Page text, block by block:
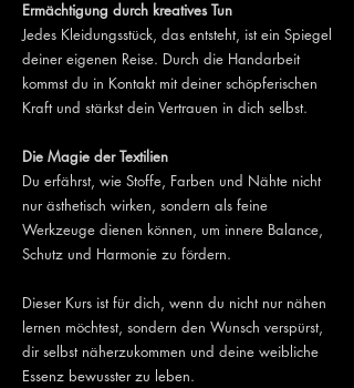
Ermächtigung durch kreatives Tun
Jedes Kleidungsstück, das entsteht, ist ein Spiegel
deiner eigenen Reise. Durch die Handarbeit
kommst du in Kontakt mit deiner schöpferischen
Kraft und stärkst dein Vertrauen in dich selbst.
Die Magie der Textilien
Du erfährst, wie Stoffe, Farben und Nähte nicht
nur ästhetisch wirken, sondern als feine
Werkzeuge dienen können, um innere Balance,
Schutz und Harmonie zu fördern.
Dieser Kurs ist für dich, wenn du nicht nur nähen
lernen möchtest, sondern den Wunsch verspürst,
dir selbst näherzukommen und deine weibliche
Essenz bewusster zu leben.